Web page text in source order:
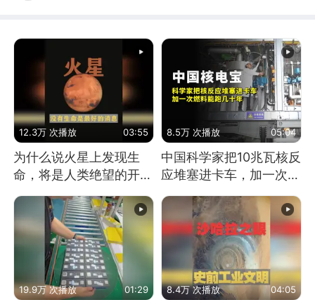
12.3万 次播放 03:55
为什么说火星上发现生
命，将是人类绝望的开
始？
8.5万 次播放 05:04
中国科学家把10兆瓦核反
应堆塞进卡车，加一次燃
料能跑几十年
19.9万 次播放 01:29 8.4万 次播放 04:05